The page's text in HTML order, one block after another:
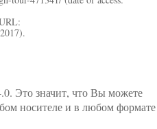
Это значит, что Вы можете
носителе и в любом формате